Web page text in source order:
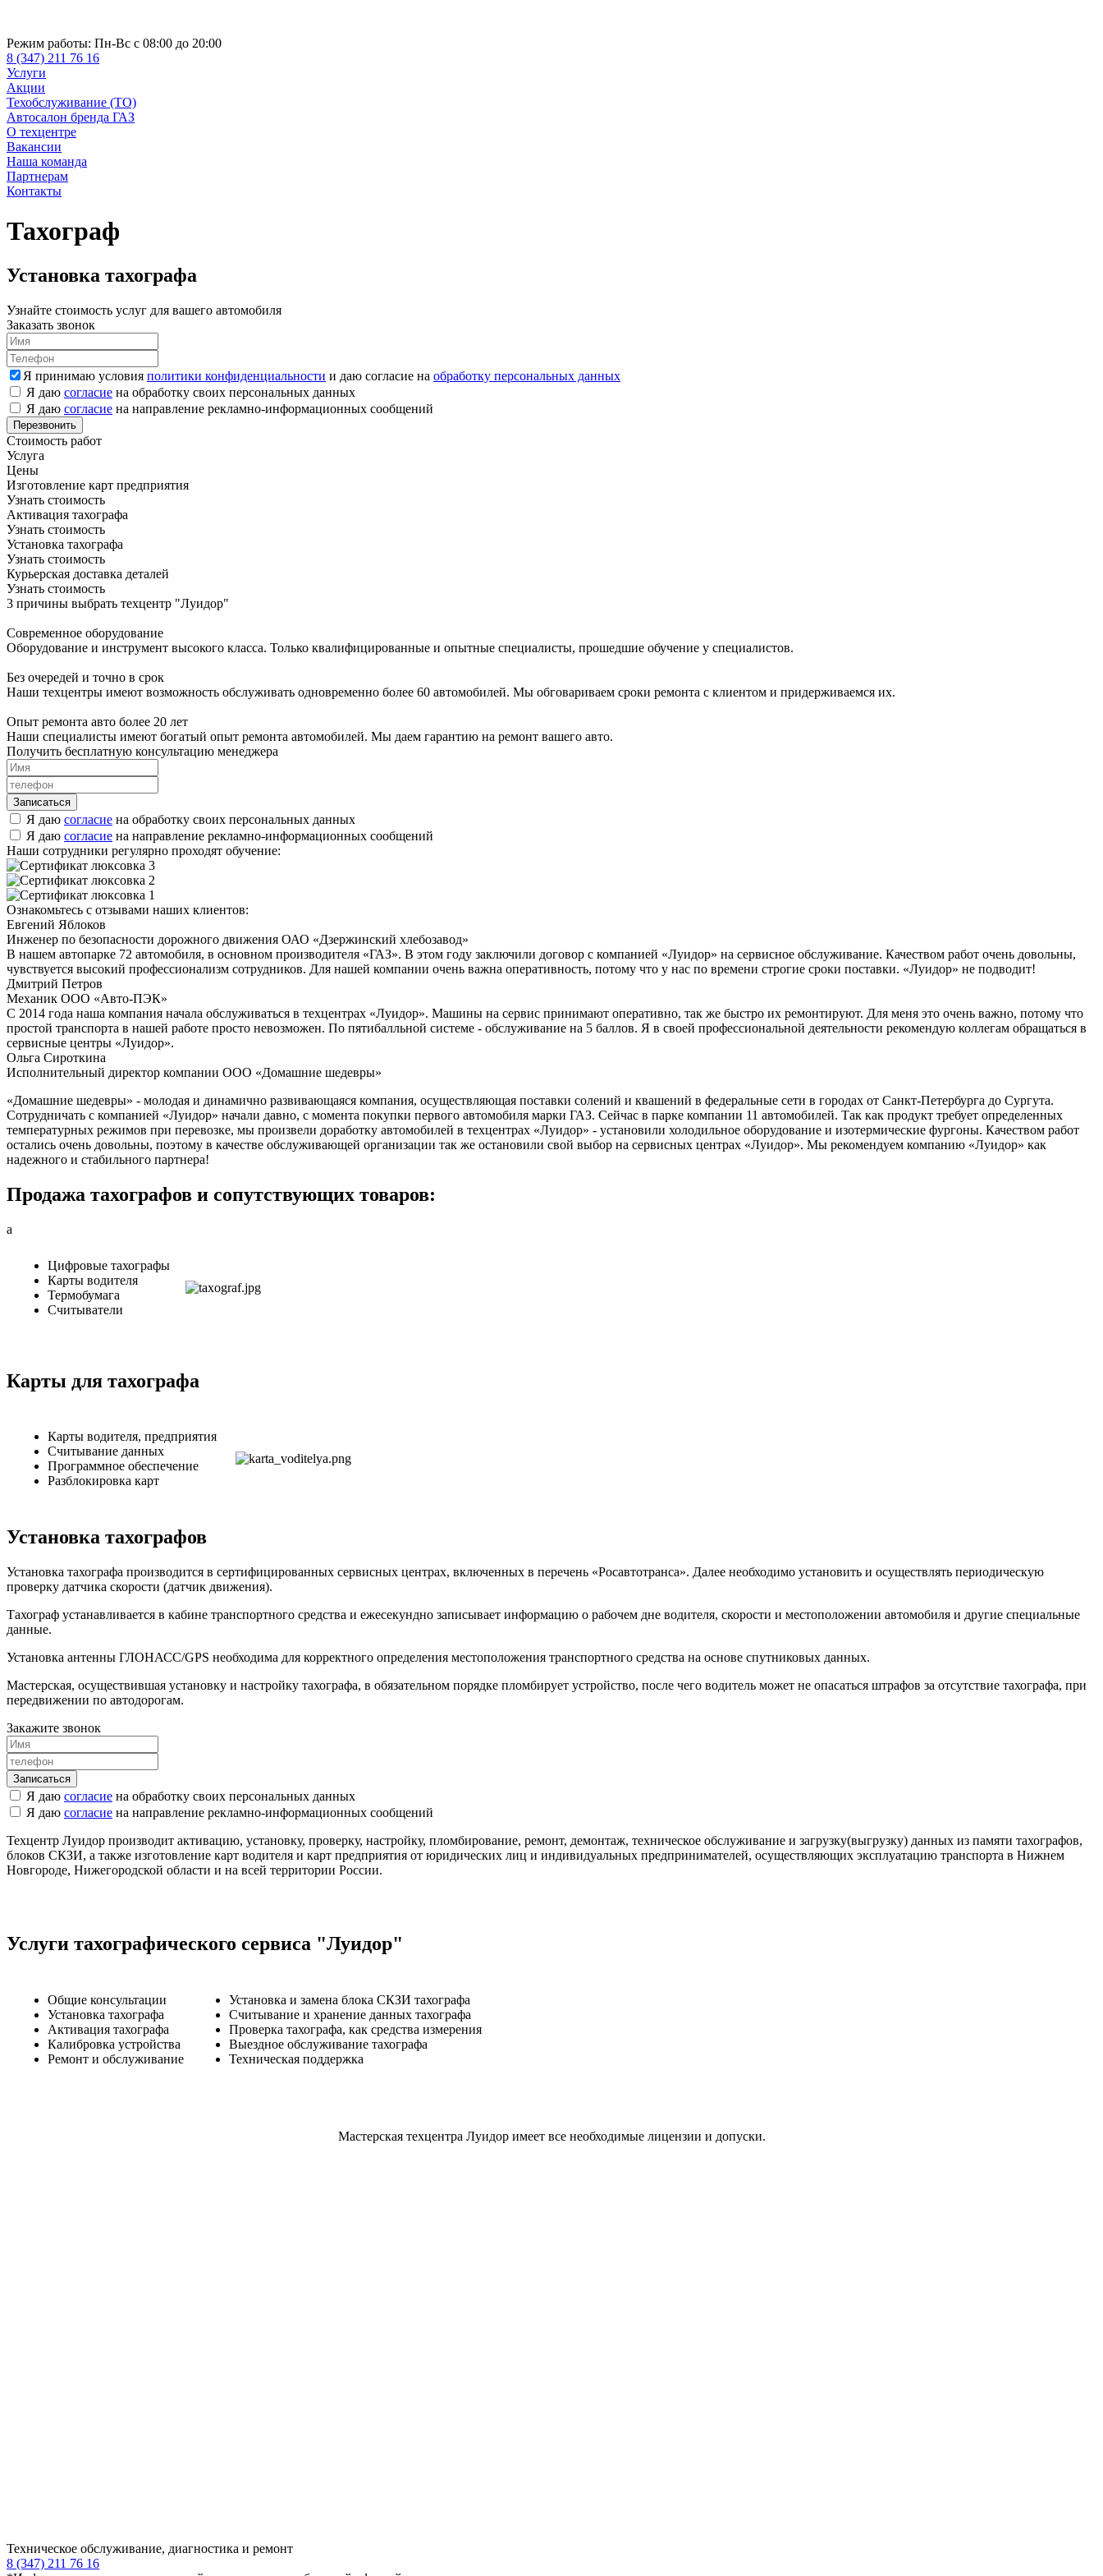
Режим работы: Пн-Вс с 08:00 до 20:00
8 (347) 211 76 16
Услуги
Акции
Техобслуживание (ТО)
Автосалон бренда ГАЗ
О техцентре
Вакансии
Наша команда
Партнерам
Контакты
Тахограф
Установка тахографа
Узнайте стоимость услуг для вашего автомобиля
Заказать звонок
Я принимаю условия политики конфиденциальности и даю согласие на обработку персональных данных
Я даю согласие на обработку своих персональных данных
Я даю согласие на направление рекламно-информационных сообщений
Стоимость работ
Услуга
Цены
Изготовление карт предприятия
Узнать стоимость
Активация тахографа
Узнать стоимость
Установка тахографа
Узнать стоимость
Курьерская доставка деталей
Узнать стоимость
3 причины выбрать техцентр "Луидор"
Современное оборудование
Оборудование и инструмент высокого класса. Только квалифицированные и опытные специалисты, прошедшие обучение у специалистов.
Без очередей и точно в срок
Наши техцентры имеют возможность обслуживать одновременно более 60 автомобилей. Мы обговариваем сроки ремонта с клиентом и придерживаемся их.
Опыт ремонта авто более 20 лет
Наши специалисты имеют богатый опыт ремонта автомобилей. Мы даем гарантию на ремонт вашего авто.
Получить бесплатную консультацию менеджера
Я даю согласие на обработку своих персональных данных
Я даю согласие на направление рекламно-информационных сообщений
Наши сотрудники регулярно проходят обучение:
Ознакомьтесь с отзывами наших клиентов:
Евгений Яблоков
Инженер по безопасности дорожного движения ОАО «Дзержинский хлебозавод»
В нашем автопарке 72 автомобиля, в основном производителя «ГАЗ». В этом году заключили договор с компанией «Луидор» на сервисное обслуживание. Качеством работ очень довольны,
чувствуется высокий профессионализм сотрудников. Для нашей компании очень важна оперативность, потому что у нас по времени строгие сроки поставки. «Луидор» не подводит!
Дмитрий Петров
Механик ООО «Авто-ПЭК»
С 2014 года наша компания начала обслуживаться в техцентрах «Луидор». Машины на сервис принимают оперативно, так же быстро их ремонтируют. Для меня это очень важно, потому что
простой транспорта в нашей работе просто невозможен. По пятибалльной системе - обслуживание на 5 баллов. Я в своей профессиональной деятельности рекомендую коллегам обращаться в
сервисные центры «Луидор».
Ольга Сироткина
Исполнительный директор компании ООО «Домашние шедевры»
«Домашние шедевры» - молодая и динамично развивающаяся компания, осуществляющая поставки солений и квашений в федеральные сети в городах от Санкт-Петербурга до Сургута.
Сотрудничать с компанией «Луидор» начали давно, с момента покупки первого автомобиля марки ГАЗ. Сейчас в парке компании 11 автомобилей. Так как продукт требует определенных
температурных режимов при перевозке, мы произвели доработку автомобилей в техцентрах «Луидор» - установили холодильное оборудование и изотермические фургоны. Качеством работ
остались очень довольны, поэтому в качестве обслуживающей организации так же остановили свой выбор на сервисных центрах «Луидор». Мы рекомендуем компанию «Луидор» как
надежного и стабильного партнера!
Продажа тахографов и сопутствующих товаров:
a
Цифровые тахографы
Карты водителя
Термобумага
Считыватели
Карты для тахографа
Карты водителя, предприятия
Считывание данных
Программное обеспечение
Разблокировка карт
Установка тахографов
Установка тахографа производится в сертифицированных сервисных центрах, включенных в перечень «Росавтотранса». Далее необходимо установить и осуществлять периодическую
проверку датчика скорости (датчик движения).
Тахограф устанавливается в кабине транспортного средства и ежесекундно записывает информацию о рабочем дне водителя, скорости и местоположении автомобиля и другие специальные
данные.
Установка антенны ГЛОНАСС/GPS необходима для корректного определения местоположения транспортного средства на основе спутниковых данных.
Мастерская, осуществившая установку и настройку тахографа, в обязательном порядке пломбирует устройство, после чего водитель может не опасаться штрафов за отсутствие тахографа, при
передвижении по автодорогам.
Закажите звонок
Я даю согласие на обработку своих персональных данных
Я даю согласие на направление рекламно-информационных сообщений
Техцентр Луидор производит активацию, установку, проверку, настройку, пломбирование, ремонт, демонтаж, техническое обслуживание и загрузку(выгрузку) данных из памяти тахографов,
блоков СКЗИ, а также изготовление карт водителя и карт предприятия от юридических лиц и индивидуальных предпринимателей, осуществляющих эксплуатацию транспорта в Нижнем
Новгороде, Нижегородской области и на всей территории России.
Услуги тахографического сервиса "Луидор"
Общие консультации
Установка тахографа
Активация тахографа
Калибровка устройства
Ремонт и обслуживание
Установка и замена блока СКЗИ тахографа
Считывание и хранение данных тахографа
Проверка тахографа, как средства измерения
Выездное обслуживание тахографа
Техническая поддержка
Мастерская техцентра Луидор имеет все необходимые лицензии и допуски.
Техническое обслуживание, диагностика и ремонт
8 (347) 211 76 16